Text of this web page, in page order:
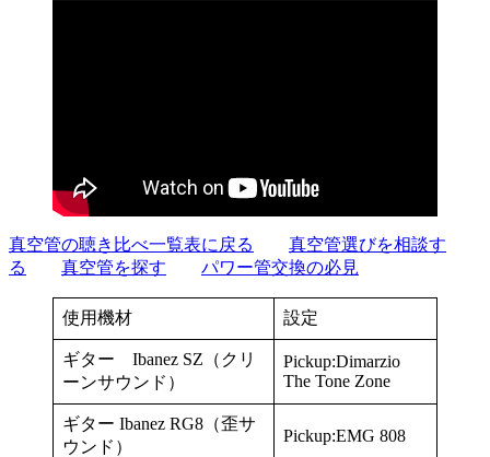
真空管の聴き比べ一覧表に戻る
真空管選びを相談す
る
真空管を探す パワー管交換の必見
使用機材 設定
ギター Ibanez SZ（クリ
ーンサウンド）
Pickup:Dimarzio
The Tone Zone
ギター Ibanez RG8（歪サ
ウンド）
Pickup:EMG 808